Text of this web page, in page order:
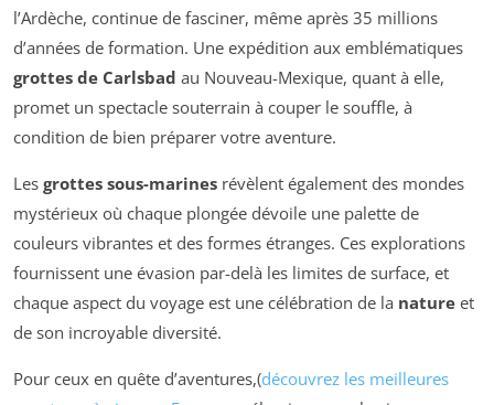
l’Ardèche, continue de fasciner, même après 35 millions
d’années de formation. Une expédition aux emblématiques
grottes de Carlsbad au Nouveau-Mexique, quant à elle,
promet un spectacle souterrain à couper le souffle, à
condition de bien préparer votre aventure.
Les grottes sous-marines révèlent également des mondes
mystérieux où chaque plongée dévoile une palette de
couleurs vibrantes et des formes étranges. Ces explorations
fournissent une évasion par-delà les limites de surface, et
chaque aspect du voyage est une célébration de la nature et
de son incroyable diversité.
Pour ceux en quête d’aventures,(découvrez les meilleures